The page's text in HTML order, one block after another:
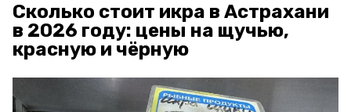
Сколько стоит икра в Астрахани
в 2026 году: цены на щучью,
красную и чёрную